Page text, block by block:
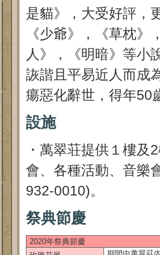
是貓》，大受好評，
《少爺》，《草枕
人》，《明暗》等小
詼諧且平易近人而成
瘍惡化辭世，得年50
設施
・萬翠荘提供１樓及
會、各種活動、音樂
932-0010)。
祭典節慶
2020年祭典節慶